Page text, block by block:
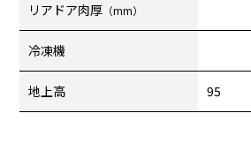
リアドア肉厚 （mm）
冷凍機
地上高 95